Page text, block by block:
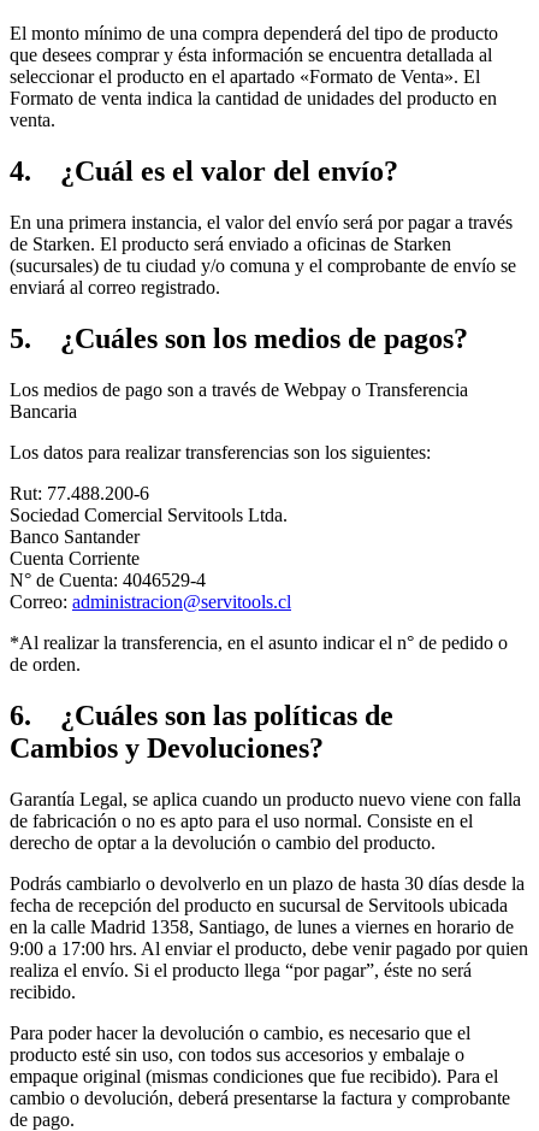
El monto mínimo de una compra dependerá del tipo de producto
que desees comprar y ésta información se encuentra detallada al
seleccionar el producto en el apartado «Formato de Venta». El
Formato de venta indica la cantidad de unidades del producto en
venta.
4. ¿Cuál es el valor del envío?
En una primera instancia, el valor del envío será por pagar a través
de Starken. El producto será enviado a oficinas de Starken
(sucursales) de tu ciudad y/o comuna y el comprobante de envío se
enviará al correo registrado.
5. ¿Cuáles son los medios de pagos?
Los medios de pago son a través de Webpay o Transferencia
Bancaria
Los datos para realizar transferencias son los siguientes:
Rut: 77.488.200-6
Sociedad Comercial Servitools Ltda.
Banco Santander
Cuenta Corriente
N° de Cuenta: 4046529-4
Correo: administracion@servitools.cl
*Al realizar la transferencia, en el asunto indicar el n° de pedido o
de orden.
6. ¿Cuáles son las políticas de
Cambios y Devoluciones?
Garantía Legal, se aplica cuando un producto nuevo viene con falla
de fabricación o no es apto para el uso normal. Consiste en el
derecho de optar a la devolución o cambio del producto.
Podrás cambiarlo o devolverlo en un plazo de hasta 30 días desde la
fecha de recepción del producto en sucursal de Servitools ubicada
en la calle Madrid 1358, Santiago, de lunes a viernes en horario de
9:00 a 17:00 hrs. Al enviar el producto, debe venir pagado por quien
realiza el envío. Si el producto llega “por pagar”, éste no será
recibido.
Para poder hacer la devolución o cambio, es necesario que el
producto esté sin uso, con todos sus accesorios y embalaje o
empaque original (mismas condiciones que fue recibido). Para el
cambio o devolución, deberá presentarse la factura y comprobante
de pago.